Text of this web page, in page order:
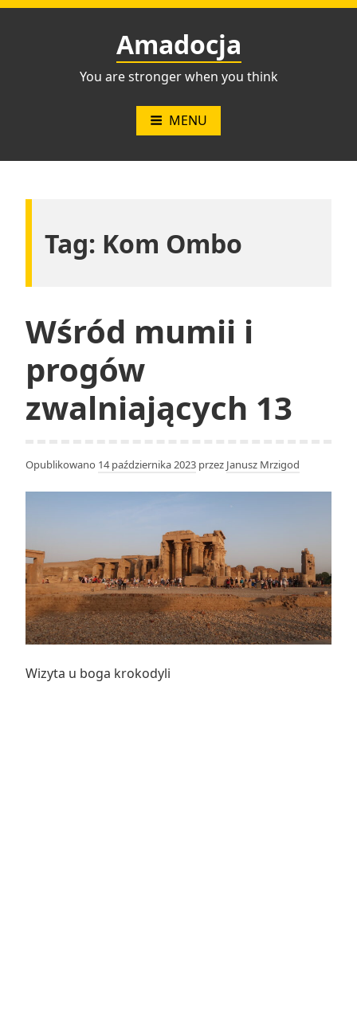
Przejdź
Amadocja
You are stronger when you think
MENU
Tag: Kom Ombo
Wśród mumii i
progów
zwalniających 13
Opublikowano 14 października 2023 przez Janusz Mrzigod
Wizyta u boga krokodyli